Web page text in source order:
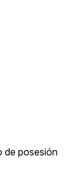
de posesión